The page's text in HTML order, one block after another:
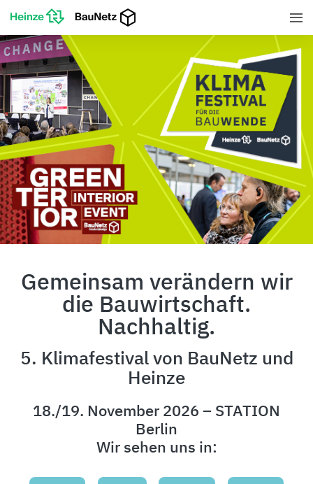
Gemeinsam verändern wir
die Bauwirtschaft.
Nachhaltig.
5. Klimafestival von BauNetz und
Heinze
18./19. November 2026 – STATION
Berlin
Wir sehen uns in: